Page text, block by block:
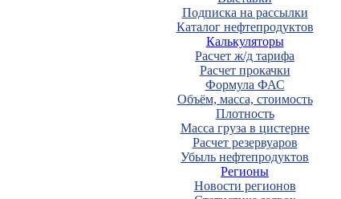
Подписка на рассылки
Каталог нефтепродуктов
Калькуляторы
Расчет ж/д тарифа
Расчет прокачки
Формула ФАС
Объём, масса, стоимость
Плотность
Масса груза в цистерне
Расчет резервуаров
Убыль нефтепродуктов
Регионы
Новости регионов